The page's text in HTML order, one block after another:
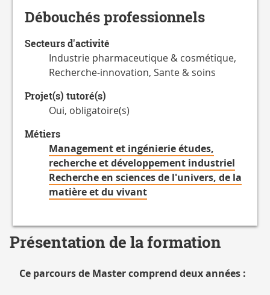
Débouchés professionnels
Secteurs d'activité
Industrie pharmaceutique & cosmétique,
Recherche-innovation, Sante & soins
Projet(s) tutoré(s)
Oui, obligatoire(s)
Métiers
Management et ingénierie études,
recherche et développement industriel
Recherche en sciences de l'univers, de la
matière et du vivant
Présentation de la formation
Ce parcours de Master comprend deux années :